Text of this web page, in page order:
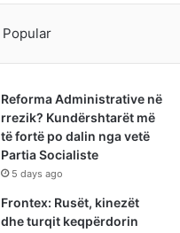
Popular
Reforma Administrative në
rrezik? Kundërshtarët më
të fortë po dalin nga vetë
Partia Socialiste
5 days ago
Frontex: Rusët, kinezët
dhe turqit keqpërdorin